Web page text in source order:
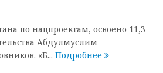
по нацпроектам, освоено 11,3
Абдулмуслим
«Б... Подробнее